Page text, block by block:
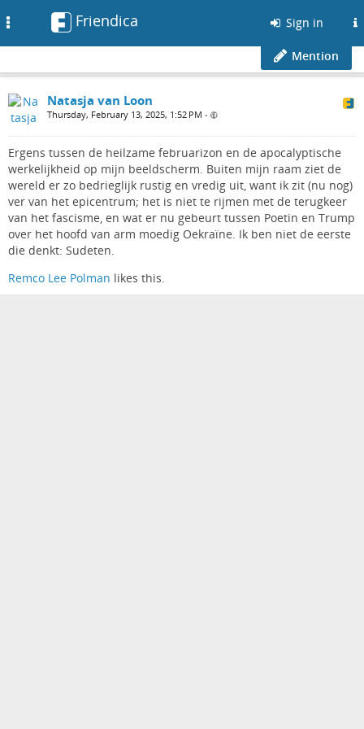
Friendica Sign in
Mention
Natasja van Loon
Thursday, February 13, 2025, 1:52 PM •
Ergens tussen de heilzame februarizon en de apocalyptische
werkelijkheid op mijn beeldscherm. Buiten mijn raam ziet de
wereld er zo bedrieglijk rustig en vredig uit, want ik zit (nu nog)
ver van het epicentrum; het is niet te rijmen met de terugkeer
van het fascisme, en wat er nu gebeurt tussen Poetin en Trump
over het hoofd van arm moedig Oekraïne. Ik ben niet de eerste
die denkt: Sudeten.
Remco Lee Polman likes this.